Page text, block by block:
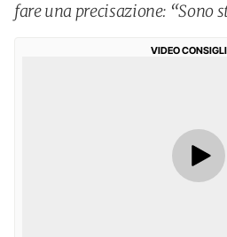
fare una precisazione: “Sono
VIDEO